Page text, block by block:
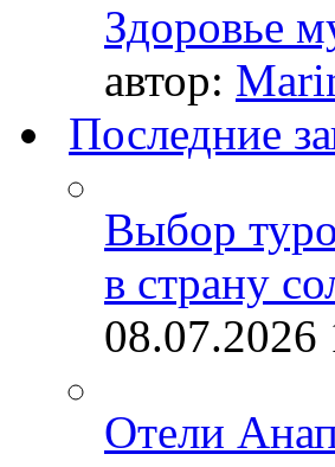
Здоровье
автор:
Последние
Выбор
в страну
08.07.2026
Отели